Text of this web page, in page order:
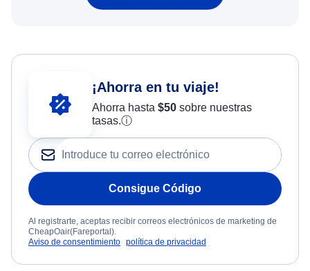
¡Ahorra en tu viaje!
Ahorra hasta $50sobre nuestras
tasas.ⓘ
Consigue Código
Al registrarte, aceptas recibir correos electrónicos de marketing de
CheapOair(Fareportal).
Aviso de consentimiento política de privacidad